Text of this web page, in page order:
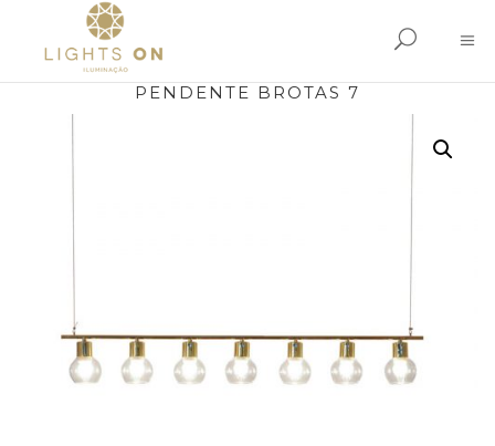
PENDENTE BROTAS 7